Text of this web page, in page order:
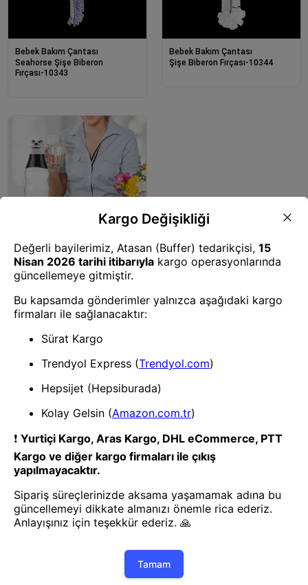
Bebek Bakım Çantası
Seahorse Şişe Biberon
Fırçası-10343
Bebek Bakım Çantası
Şişe Biberon Fırçası-10344
Bebek Bakım Çantası
Panda Desenli Şişe-10301
- Yenilik ve hızı keşfedin, işinizi